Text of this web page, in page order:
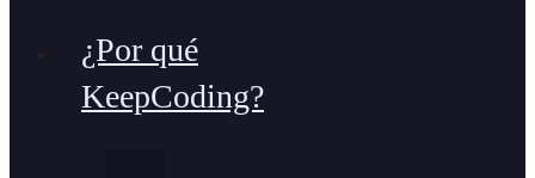
¿Por qué
KeepCoding?